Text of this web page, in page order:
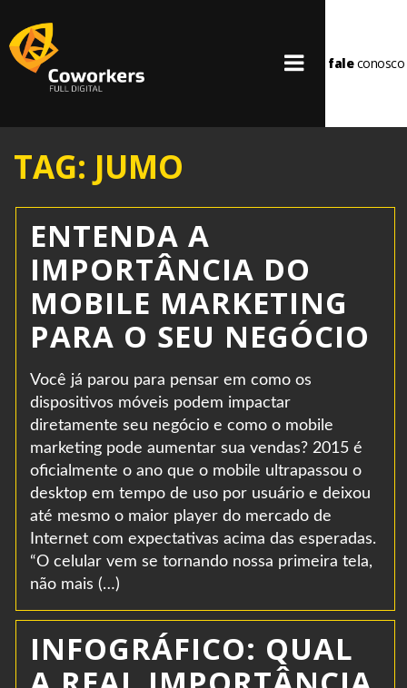
faleconosco
TAG: JUMO
ENTENDA A
IMPORTÂNCIA DO
MOBILE MARKETING
PARA O SEU NEGÓCIO
Você já parou para pensar em como os
dispositivos móveis podem impactar
diretamente seu negócio e como o mobile
marketing pode aumentar sua vendas? 2015 é
oficialmente o ano que o mobile ultrapassou o
desktop em tempo de uso por usuário e deixou
até mesmo o maior player do mercado de
Internet com expectativas acima das esperadas.
“O celular vem se tornando nossa primeira tela,
não mais (…)
INFOGRÁFICO: QUAL